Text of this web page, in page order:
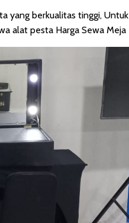
berkualitas tinggi, Untuk
alat pesta Harga Sewa Meja